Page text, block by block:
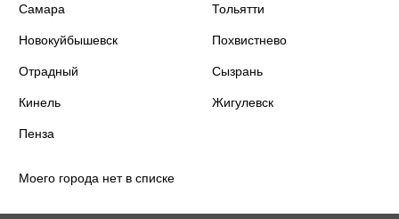
Самара Тольятти
Новокуйбышевск Похвистнево
Отрадный Сызрань
Кинель Жигулевск
Пенза
Моего города нет в списке